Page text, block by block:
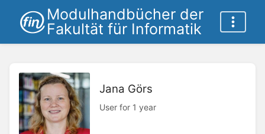
Modulhandbücher der
Fakultät für Informatik
Jana Görs
User for 1 year